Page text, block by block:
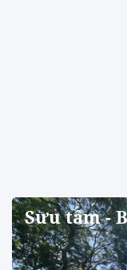
Sưu tầm -